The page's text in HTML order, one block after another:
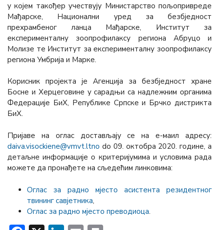
у којем такођер учествују Министарство пољопривреде
Мађарске, Национални уред за безбједност
прехрамбеног ланца Мађарске, Институт за
експерименталну зоопрофилаксу региона Абруцо и
Молизе те Институт за експерименталну зоопрофилаксу
региона Умбрија и Марке.
Корисник пројекта је Агенција за безбједност хране
Босне и Херцеговине у сарадњи са надлежним органима
Федерације БиХ, Републике Српске и Брчко дистрикта
БиХ.
Пријаве на оглас достављају се на е-маил адресу:
daiva.visockiene@vmvt.ltno do 09. октобра 2020. године, а
детаљне информације о критеријумима и условима рада
можете да пронађете на сљедећим линковима:
Оглас за радно мјесто асистента резидентног
твининг савјетника,
Оглас за радно мјесто преводиоца.